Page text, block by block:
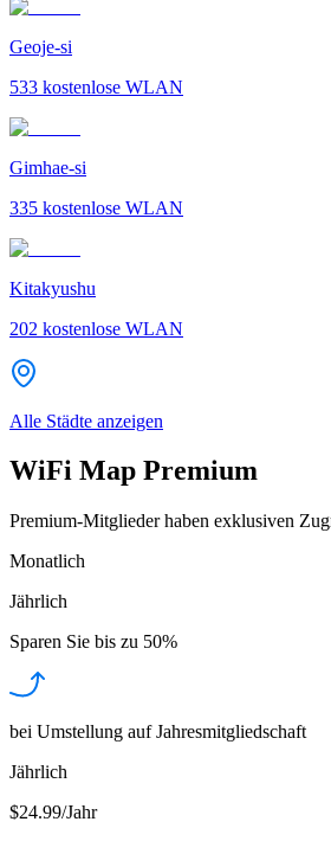
Geoje-si
533 kostenlose WLAN
Gimhae-si
335 kostenlose WLAN
Kitakyushu
202 kostenlose WLAN
Alle Städte anzeigen
WiFi Map Premium
Premium-Mitglieder haben exklusiven
Monatlich
Jährlich
Sparen Sie bis zu 50%
bei Umstellung auf Jahresmitgliedschaft
Jährlich
$24.99/Jahr